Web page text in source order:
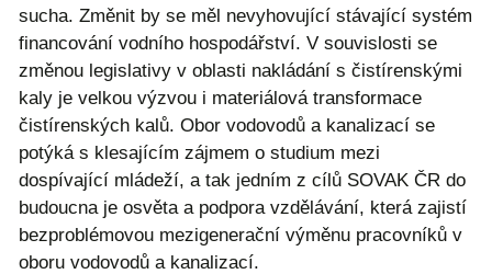
sucha. Změnit by se měl nevyhovující stávající systém
financování vodního hospodářství. V souvislosti se
změnou legislativy v oblasti nakládání s čistírenskými
kaly je velkou výzvou i materiálová transformace
čistírenských kalů. Obor vodovodů a kanalizací se
potýká s klesajícím zájmem o studium mezi
dospívající mládeží, a tak jedním z cílů SOVAK ČR do
budoucna je osvěta a podpora vzdělávání, která zajistí
bezproblémovou mezigenerační výměnu pracovníků v
oboru vodovodů a kanalizací.